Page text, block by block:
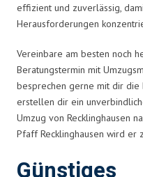
effizient und zuverlässig,
Herausforderungen
Vereinbare am besten noch
Beratungstermin mit
besprechen gerne mit dir die
erstellen dir ein
Umzug von Recklinghausen
Pfaff Recklinghausen wird er